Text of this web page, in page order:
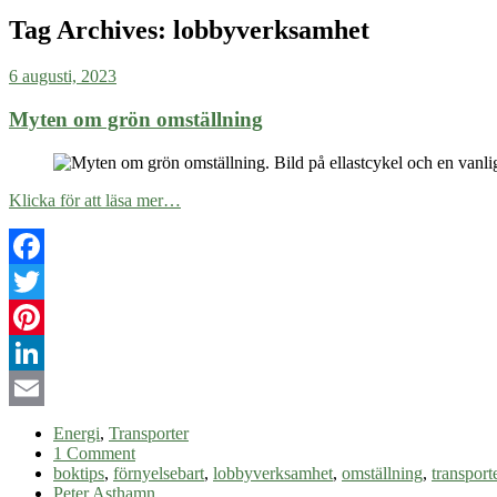
Tag Archives: lobbyverksamhet
6 augusti, 2023
Myten om grön omställning
Klicka för att läsa mer…
Facebook
Twitter
Pinterest
LinkedIn
Energi, Transporter
1 Comment
boktips, förnyelsebart, lobbyverksamhet, omställning,
Peter Asthamn